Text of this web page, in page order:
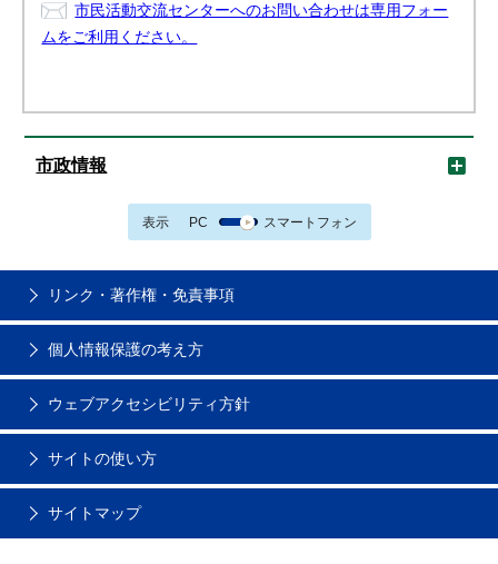
市民活動交流センターへのお問い合わせは専用フォー
ムをご利用ください。
市政情報
表示 PC スマートフォン
リンク・著作権・免責事項
個人情報保護の考え方
ウェブアクセシビリティ方針
サイトの使い方
サイトマップ